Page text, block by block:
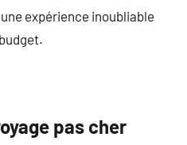
expérience inoubliable
pas cher